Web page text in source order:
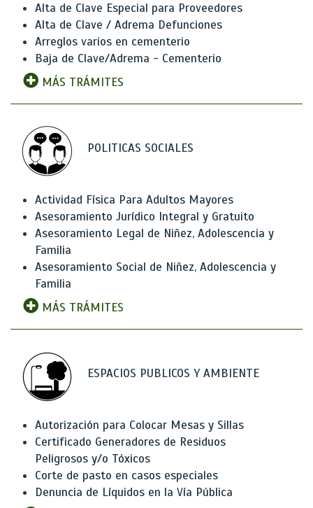
Alta de Clave Especial para Proveedores
Alta de Clave / Adrema Defunciones
Arreglos varios en cementerio
Baja de Clave/Adrema - Cementerio
MÁS TRÁMITES
POLITICAS SOCIALES
Actividad Física Para Adultos Mayores
Asesoramiento Jurídico Integral y Gratuito
Asesoramiento Legal de Niñez, Adolescencia y
Familia
Asesoramiento Social de Niñez, Adolescencia y
Familia
MÁS TRÁMITES
ESPACIOS PUBLICOS Y AMBIENTE
Autorización para Colocar Mesas y Sillas
Certificado Generadores de Residuos
Peligrosos y/o Tóxicos
Corte de pasto en casos especiales
Denuncia de Líquidos en la Vía Pública